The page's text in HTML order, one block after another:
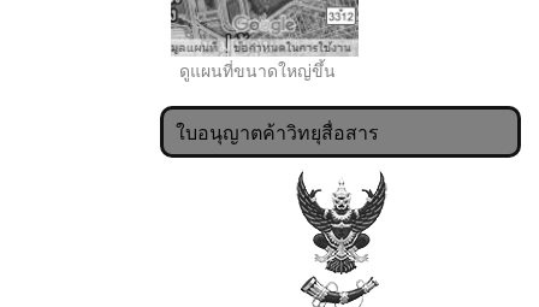
ดูแผนที่ขนาดใหญ่ขึ้น
ใบอนุญาตค้าวิทยุสื่อสาร